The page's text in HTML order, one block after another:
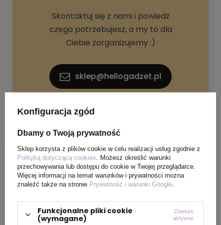
Skontaktuj się z nami i powiedz
czego potrzebujesz, a my to dla
Ciebie zorganizujemy :)
sklep@hellogadzet.pl
+48 733 367 006
SPECYFIKACJA PRODUKTU
Materiał
Konfiguracja zgód
Dbamy o Twoją prywatność
Sklep korzysta z plików cookie w celu realizacji usług zgodnie z
Polityką dotyczącą cookies . Możesz określić warunki
przechowywania lub dostępu do cookie w Twojej przeglądarce.
Więcej informacji na temat warunków i prywatności można
znaleźć także na stronie Prywatność i warunki Google
Funkcjonalne pliki cookie
(wymagane)
Zawsze
aktywne